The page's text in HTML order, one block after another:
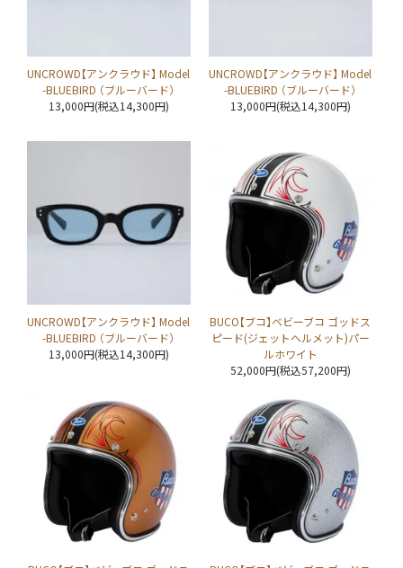
UNCROWD【アンクラウド】 Model
-BLUEBIRD （ブルーバード）
13,000円(税込14,300円)
UNCROWD【アンクラウド】 Model
-BLUEBIRD （ブルーバード）
13,000円(税込14,300円)
UNCROWD【アンクラウド】 Model
-BLUEBIRD （ブルーバード）
13,000円(税込14,300円)
BUCO【ブコ】ベビーブコ ゴッドス
ピード(ジェットヘルメット)パー
ルホワイト
52,000円(税込57,200円)